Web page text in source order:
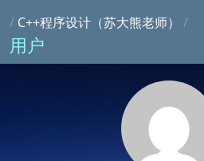
/ C++程序设计（苏大熊老师） /
用户